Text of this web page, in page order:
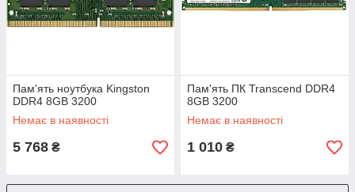
Пам'ять ноутбука Kingston
DDR4 8GB 3200
Немає в наявності
5 768 ₴
Пам'ять ПК Transcend DDR4
8GB 3200
Немає в наявності
1 010 ₴